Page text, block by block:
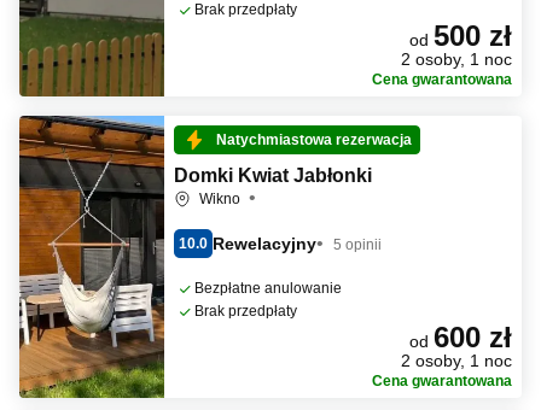
Brak przedpłaty
od 500 zł
2 osoby, 1 noc
Cena gwarantowana
Natychmiastowa rezerwacja
Domki Kwiat Jabłonki
Wikno
10.0 Rewelacyjny 5 opinii
Bezpłatne anulowanie
Brak przedpłaty
od 600 zł
2 osoby, 1 noc
Cena gwarantowana